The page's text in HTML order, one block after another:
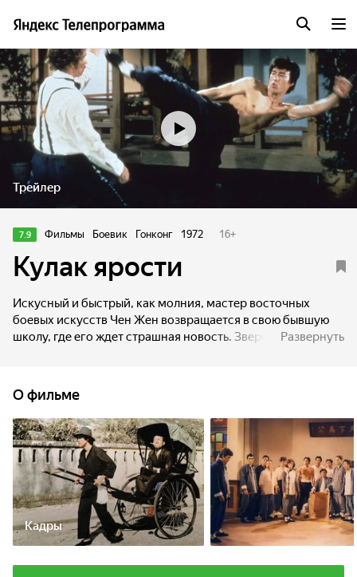
Трейлер
7.9 Фильмы Боевик Гонконг 1972 16+
Кулак ярости
Искусный и быстрый, как молния, мастер восточных
боевых искусств Чен Жен возвращается в свою бывшую
школу, где его ждет страшная новость. Зверски убит
оккупированном японцами Шанхае. Нападение на школу
и убийство учителя было организовано одной из
японских школ бушидо. Зная, что власти и пальцем не
пошевелят, чтобы привлечь преступников к
ответственности, Чен Жен обрушивает на злодеев свой
кулак ярости.
Развернуть
О фильме
Кадры